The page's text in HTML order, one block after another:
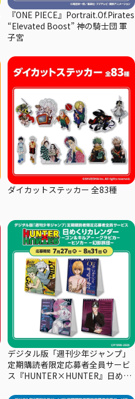
『ONE PIECE』Portrait.Of.Pirates
“Elevated Boost” 神の騎士団 軍
子宮
ダイカットステッカー 全83種
デジタル版「週刊少年ジャンプ」
定期購読者限定応募者全員サービ
ス『HUNTER×HUNTER』日めく